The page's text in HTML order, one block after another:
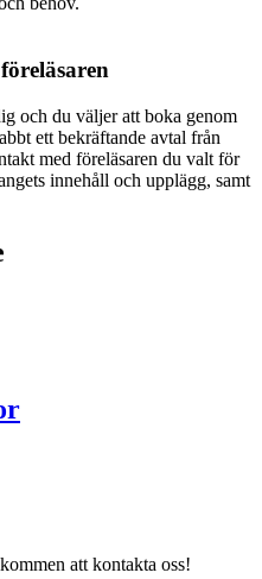
och du väljer att boka genom
ett bekräftande avtal från
med föreläsaren du valt för
innehåll och upplägg, samt
att kontakta oss!